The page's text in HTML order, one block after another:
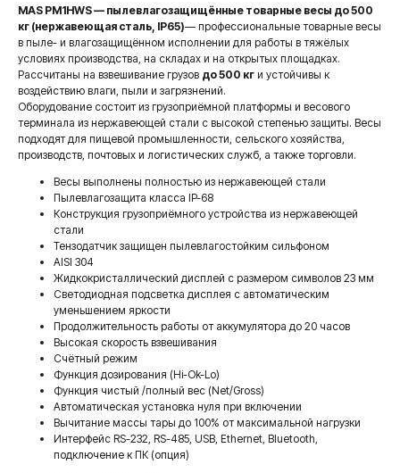
MAS PM1HWS — пылевлагозащищённые товарные весы до 500
кг (нержавеющая сталь, IP65)— профессиональные товарные весы
в пыле- и влагозащищённом исполнении для работы в тяжёлых
условиях производства, на складах и на открытых площадках.
Рассчитаны на взвешивание грузов до 500 кг и устойчивы к
воздействию влаги, пыли и загрязнений.
Оборудование состоит из грузоприёмной платформы и весового
терминала из нержавеющей стали с высокой степенью защиты. Весы
подходят для пищевой промышленности, сельского хозяйства,
производств, почтовых и логистических служб, а также торговли.
Весы выполнены полностью из нержавеющей стали
Пылевлагозащита класса IP-68
Конструкция грузоприёмного устройства из нержавеющей
стали
Тензодатчик защищен пылевлагостойким сильфоном
AISI 304
Жидкокристаллический дисплей с размером символов 23 мм
Светодиодная подсветка дисплея с автоматическим
уменьшением яркости
Продолжительность работы от аккумулятора до 20 часов
Высокая скорость взвешивания
Счётный режим
Функция дозирования (Hi-Ok-Lo)
Функция чистый /полный вес (Net/Gross)
Автоматическая установка нуля при включении
Вычитание массы тары до 100% от максимальной нагрузки
Интерфейс RS-232, RS-485, USB, Ethernet, Bluetooth,
подключение к ПК (опция)